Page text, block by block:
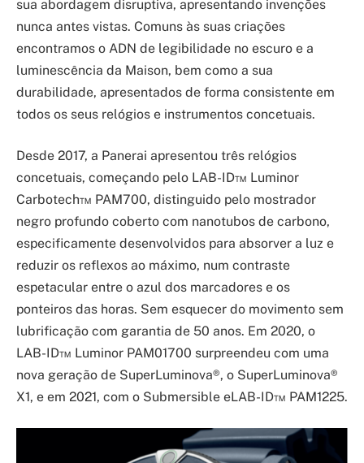
sua abordagem disruptiva, apresentando invenções
nunca antes vistas. Comuns às suas criações
encontramos o ADN de legibilidade no escuro e a
luminescência da Maison, bem como a sua
durabilidade, apresentados de forma consistente em
todos os seus relógios e instrumentos concetuais.
Desde 2017, a Panerai apresentou três relógios
concetuais, começando pelo LAB-ID™ Luminor
Carbotech™ PAM700, distinguido pelo mostrador
negro profundo coberto com nanotubos de carbono,
especificamente desenvolvidos para absorver a luz e
reduzir os reflexos ao máximo, num contraste
espetacular entre o azul dos marcadores e os
ponteiros das horas. Sem esquecer do movimento sem
lubrificação com garantia de 50 anos. Em 2020, o
LAB-ID™ Luminor PAM01700 surpreendeu com uma
nova geração de SuperLuminova®, o SuperLuminova®
X1, e em 2021, com o Submersible eLAB-ID™ PAM1225.